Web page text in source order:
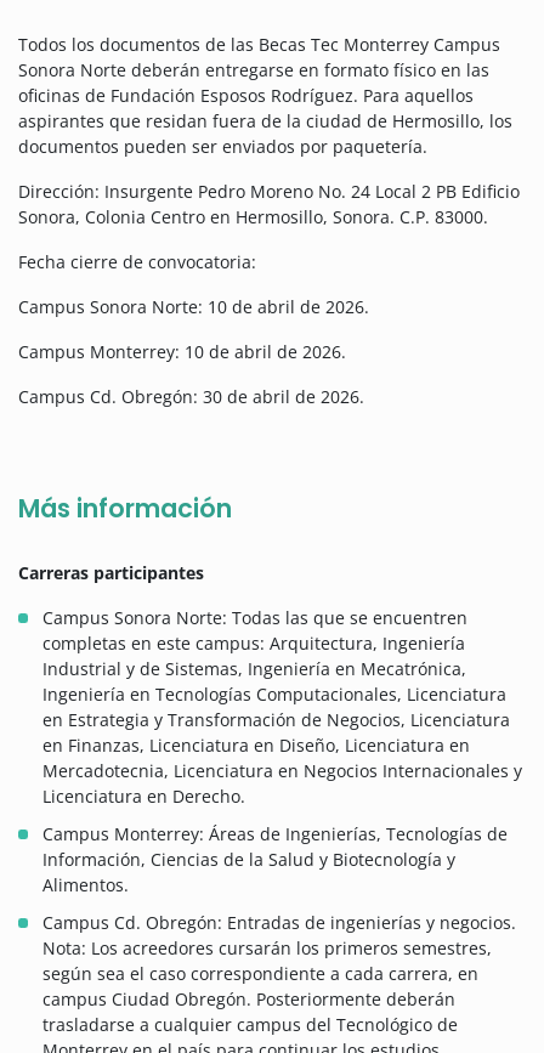
Todos los documentos de las Becas Tec Monterrey Campus
Sonora Norte deberán entregarse en formato físico en las
oficinas de Fundación Esposos Rodríguez. Para aquellos
aspirantes que residan fuera de la ciudad de Hermosillo, los
documentos pueden ser enviados por paquetería.
Dirección: Insurgente Pedro Moreno No. 24 Local 2 PB Edificio
Sonora, Colonia Centro en Hermosillo, Sonora. C.P. 83000.
Fecha cierre de convocatoria:
Campus Sonora Norte: 10 de abril de 2026.
Campus Monterrey: 10 de abril de 2026.
Campus Cd. Obregón: 30 de abril de 2026.
Más información
Carreras participantes
Campus Sonora Norte: Todas las que se encuentren
completas en este campus: Arquitectura, Ingeniería
Industrial y de Sistemas, Ingeniería en Mecatrónica,
Ingeniería en Tecnologías Computacionales, Licenciatura
en Estrategia y Transformación de Negocios, Licenciatura
en Finanzas, Licenciatura en Diseño, Licenciatura en
Mercadotecnia, Licenciatura en Negocios Internacionales y
Licenciatura en Derecho.
Campus Monterrey: Áreas de Ingenierías, Tecnologías de
Información, Ciencias de la Salud y Biotecnología y
Alimentos.
Campus Cd. Obregón: Entradas de ingenierías y negocios.
Nota: Los acreedores cursarán los primeros semestres,
según sea el caso correspondiente a cada carrera, en
campus Ciudad Obregón. Posteriormente deberán
trasladarse a cualquier campus del Tecnológico de